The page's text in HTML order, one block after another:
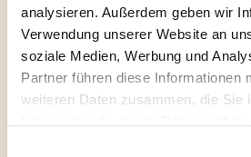
analysieren. Außerdem geben wir
Verwendung unserer Website an
soziale Medien, Werbung und
Partner führen diese Informationen
weiteren Daten zusammen, die Sie
kommt? Dort ist das leckere
beliebt. Es wird aus Essig, Öl,
Senf und Gewürzen
Im Gegensatz dazu ist das
French Dressing super fix